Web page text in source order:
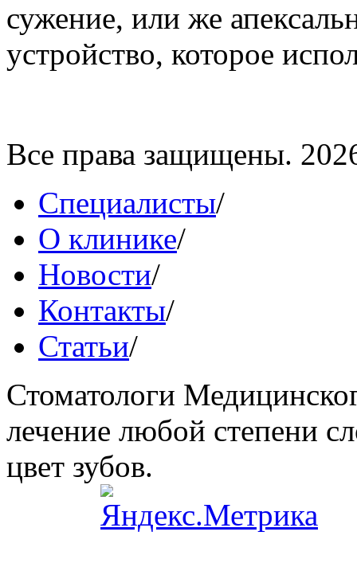
сужение, или же
устройство, которое
Все права защищены.
Специалисты/
О клинике/
Новости/
Контакты/
Статьи/
Стоматологи
лечение любой степени
цвет зубов.